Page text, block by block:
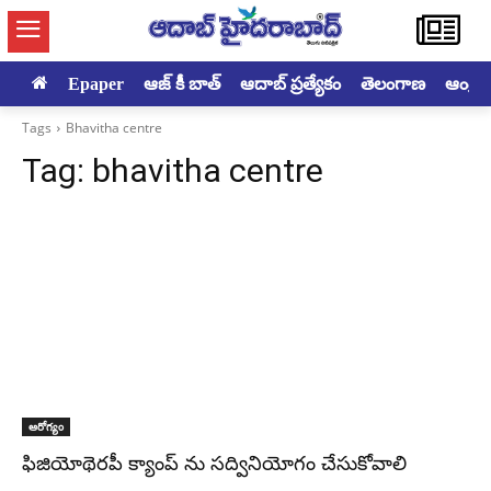
Epaper ఆజ్ కీ బాత్ ఆదాబ్ ప్రత్యేకం తెలంగాణ
Tags Bhavitha centre
Tag: bhavitha centre
ఆరోగ్యం
ఫిజియోథెరపీ క్యాంప్ ను సద్వినియోగం చేసుకోవాలి